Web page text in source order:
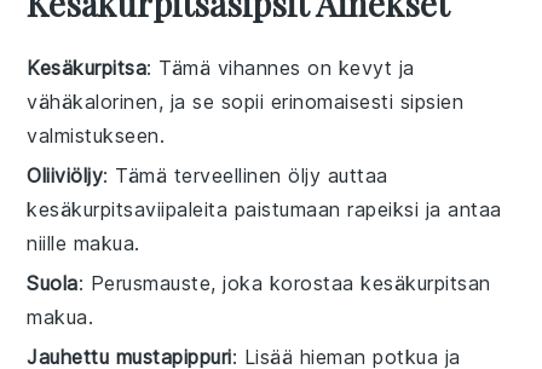
Kesäkurpitsa: Tämä vihannes on kevyt ja
vähäkalorinen, ja se sopii erinomaisesti sipsien
valmistukseen.
Oliiviöljy: Tämä terveellinen öljy auttaa
kesäkurpitsaviipaleita paistumaan rapeiksi ja antaa
niille makua.
Suola: Perusmauste, joka korostaa kesäkurpitsan
makua.
Jauhettu mustapippuri: Lisää hieman potkua ja